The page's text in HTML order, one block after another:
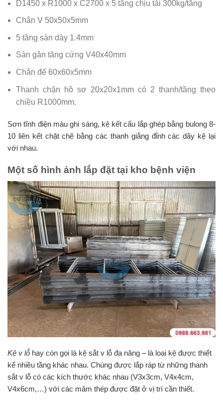
D1450 x R1000 x C2700 x 5 tầng chịu tải 300kg/tầng
Chân V 50x50x5mm
5 tầng sàn dày 1.4mm
Sàn gân tăng cứng V40x40mm
Chân đế 60x60x5mm
Thanh chặn hồ sơ 20x20x1mm có 2 thanh/tầng theo
chiều R1000mm.
Sơn tĩnh điện màu ghi sáng, kệ kết cấu lắp ghép bằng bulong 8-
10 liên kết chặt chẽ bằng các thanh giằng đỉnh các dãy kệ lại
với nhau.
Một số hình ảnh lắp đặt tại kho bệnh viện
Kệ v lỗ hay còn gọi là kệ sắt v lỗ đa năng – là loại kệ được thiết
kế nhiều tầng khác nhau. Chúng được lắp ráp từ những thanh
sắt v lỗ có các kích thước khác nhau (V3x3cm, V4x4cm,
V4x6cm,…) với các mâm thép được đặt ở vị trí cần thiết.